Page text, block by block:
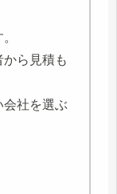
ら見積も
会社を選ぶ